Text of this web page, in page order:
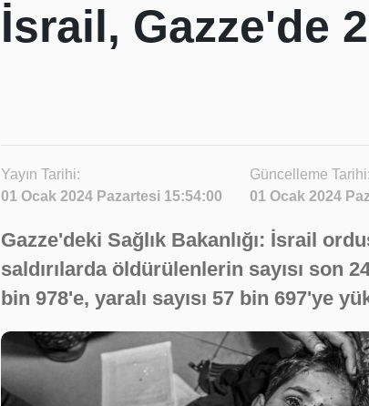
İsrail, Gazze'de
Yayın Tarihi:
01 Ocak 2024 Pazartesi 15:54:00
Güncelleme Tarihi:
01 Ocak 2024
Gazze'deki Sağlık Bakanlığı: İsrail
saldırılarda öldürülenlerin sayısı son
bin 978'e, yaralı sayısı 57 bin 697'ye